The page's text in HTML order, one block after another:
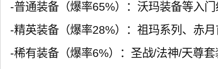
-普通装备（爆率65%）：沃玛装备等入
-精英装备（爆率28%）：祖玛系列、赤
-稀有装备（爆率6%）：圣战/法神/天尊套